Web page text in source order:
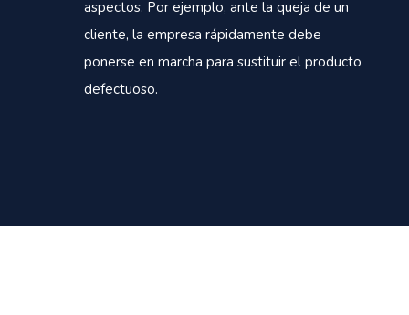
aspectos. Por ejemplo, ante la queja de un
cliente, la empresa rápidamente debe
ponerse en marcha para sustituir el producto
defectuoso.